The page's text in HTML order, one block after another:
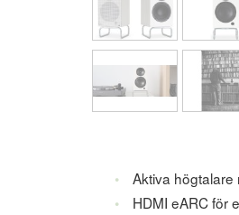
Aktiva
HDMI eARC för